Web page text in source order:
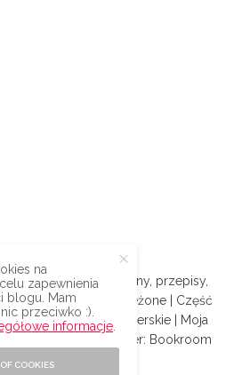
blog kulinarny, przepisy,
prawa zastrzeżone | Część
afiliacyjne linki partnerskie | Moja
| Serwer: Bookroom
na
zapewnienia
blogu. Mam
przeciwko :).
informacje
COOKIES